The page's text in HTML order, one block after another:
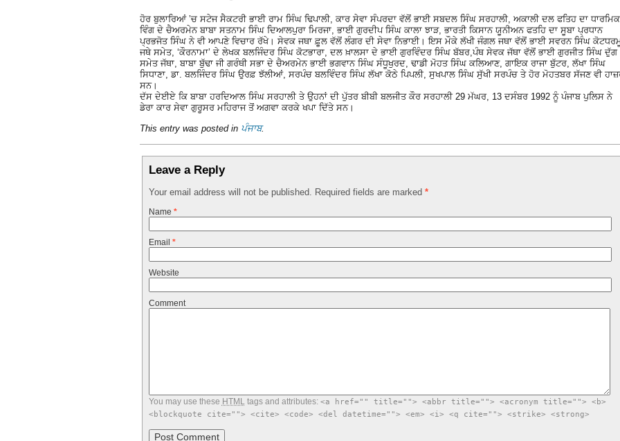
ਹੋਰ ਬੁਲਾਰਿਆਂ ’ਚ ਸਟੇਜ ਸੈਕਟਰੀ ਭਾਈ ਰਾਮ ਸਿੰਘ ਢਿਪਾਲੀ, ਕਾਰ ਸੇਵਾ ਸੰਪਰਦਾ ਵੱਲੋਂ ਭਾਈ ਸਬਦਲ ਸਿੰਘ ਸਰਹਾਲੀ, ਅਕਾਲੀ ਦਲ ਫਤਿਹ ਦਾ ਧਾਰਮਿਕ
ਵਿੰਗ ਦੇ ਚੈਅਰਮੇਨ ਬਾਬਾ ਸਤਨਾਮ ਸਿੰਘ ਦਿਆਲਪੁਰਾ ਮਿਰਜਾ, ਭਾਈ ਗੁਰਦੀਪ ਸਿੰਘ ਕਾਲਾ ਝਾੜ, ਭਾਰਤੀ ਕਿਸਾਨ ਯੂਨੀਅਨ ਫਤਹਿ ਦਾ ਸੂਬਾ ਪ੍ਰਧਾਨ
ਪ੍ਰਭਜੋਤ ਸਿੰਘ ਨੇ ਵੀ ਆਪਣੇ ਵਿਚਾਰ ਰੱਖੇ। ਸੇਵਕ ਜਥਾ ਫ਼ੂਲ ਵੱਲੋਂ ਲੰਗਰ ਦੀ ਸੇਵਾ ਨਿਭਾਈ। ਇਸ ਮੌਕੇ ਲੱਖੀ ਜੰਗਲ ਜਥਾ ਵੱਲੋਂ ਭਾਈ ਸਵਰਨ ਸਿੰਘ
ਜਥੇ ਸਮੇਤ, ‘ਕੌਰਨਾਮਾ’ ਦੇ ਲੇਖਕ ਬਲਜਿੰਦਰ ਸਿੰਘ ਕੋਟਭਾਰਾ, ਦਲ ਖ਼ਾਲਸਾ ਦੇ ਭਾਈ ਗੁਰਵਿੰਦਰ ਸਿੰਘ ਬੱਬਰ,ਪੰਥ ਸੇਵਕ ਜੱਥਾ ਵੱਲੋਂ ਭਾਈ ਗੁਰਜੀਤ ਸਿੰਘ ਦੁੱਗ
ਸਮੇਤ ਜੱਥਾ, ਬਾਬਾ ਬੁੱਢਾ ਜੀ ਗਰੰਥੀ ਸਭਾ ਦੇ ਚੈਅਰਮੇਨ ਭਾਈ ਭਗਵਾਨ ਸਿੰਘ ਸੰਧੂਖੁਰਦ, ਢਾਡੀ ਮੋਹਤ ਸਿੰਘ ਕਲਿਆਣ, ਗਾਇਕ ਰਾਜਾ ਬੁੱਟਰ, ਲੱਖਾ ਸਿੰਘ
ਸਿਧਾਣਾ, ਡਾ. ਬਲਜਿੰਦਰ ਸਿੰਘ ਉਰਫ਼ ਝੱਲੀਆਂ, ਸਰਪੰਚ ਬਲਵਿੰਦਰ ਸਿੰਘ ਲੱਖਾ ਕੋਠੇ ਪਿਪਲੀ, ਸੁਖਪਾਲ ਸਿੰਘ ਸੁੱਖੀ ਸਰਪੰਚ ਤੇ ਹੋਰ ਮੋਹਤਬਰ ਸੱਜਣ ਵੀ
ਸਨ।
ਦੱਸ ਦੇਈਏ ਕਿ ਬਾਬਾ ਹਰਦਿਆਲ ਸਿੰਘ ਸਰਹਾਲੀ ਤੇ ਉਹਨਾਂ ਦੀ ਪੁੱਤਰ ਬੀਬੀ ਬਲਜੀਤ ਕੌਰ ਸਰਹਾਲੀ 29 ਮੱਘਰ, 13 ਦਸੰਬਰ 1992 ਨੂੰ ਪੰਜਾਬ ਪੁਲਿਸ ਨੇ
ਡੇਰਾ ਕਾਰ ਸੇਵਾ ਗੁਰੂਸਰ ਮਹਿਰਾਜ ਤੋਂ ਅਗਵਾ ਕਰਕੇ ਖਪਾ ਦਿੱਤੇ ਸਨ।
This entry was posted in ਪੰਜਾਬ.
Leave a Reply
Your email address will not be published. Required fields are marked *
Name *
Email *
Website
Comment
You may use these HTMLtags and attributes: <a href="" title=""> <abbr title=""> <acronym title=""> <b>
<blockquote cite=""> <cite> <code> <del datetime=""> <em> <i> <q cite=""> <strike> <strong>